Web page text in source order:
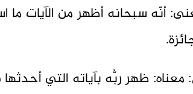
أنّه سبحانه أظهر من الآيات
معناه: ظهر ربُّه بآياته التي